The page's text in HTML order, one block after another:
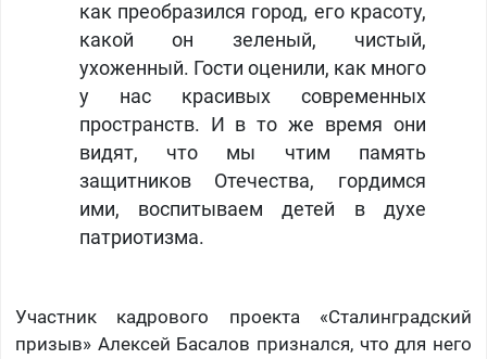
как преобразился город, его красоту,
какой он зеленый, чистый,
ухоженный. Гости оценили, как много
у нас красивых современных
пространств. И в то же время они
видят, что мы чтим память
защитников Отечества, гордимся
ими, воспитываем детей в духе
патриотизма.
Участник кадрового проекта «Сталинградский
призыв» Алексей Басалов признался, что для него